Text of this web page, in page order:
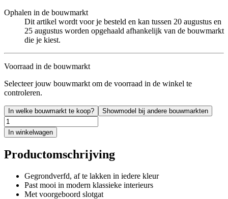
Ophalen in de bouwmarkt
Dit artikel wordt voor je besteld en kan tussen 20 augustus en
25 augustus worden opgehaald afhankelijk van de bouwmarkt
die je kiest.
Voorraad in de bouwmarkt
Selecteer jouw bouwmarkt om de voorraad in de winkel te
controleren.
In welke bouwmarkt te koop? Showmodel bij andere bouwmarkten
In winkelwagen
Productomschrijving
Gegrondverfd, af te lakken in iedere kleur
Past mooi in modern klassieke interieurs
Met voorgeboord slotgat